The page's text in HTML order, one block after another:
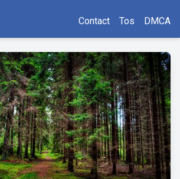
Contact Tos DMCA